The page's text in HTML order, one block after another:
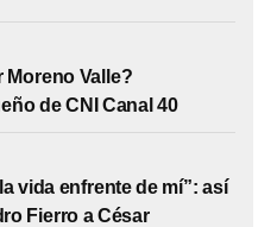
Moreno Valle?
de CNI Canal 40
vida enfrente de mí”: así
Fierro a César